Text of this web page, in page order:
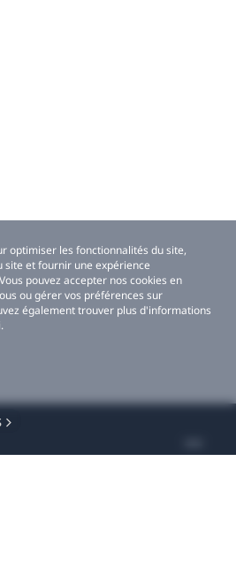
optimiser les fonctionnalités du site,
et fournir une expérience
pouvez accepter nos cookies en
ou gérer vos préférences sur
également trouver plus d'informations